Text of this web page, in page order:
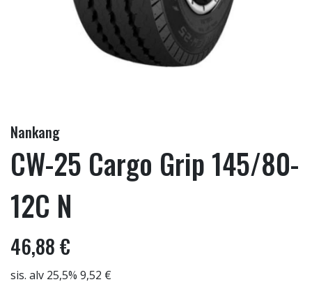
Nankang
CW-25 Cargo Grip 145/80-
12C N
46,88 €
sis. alv 25,5% 9,52 €